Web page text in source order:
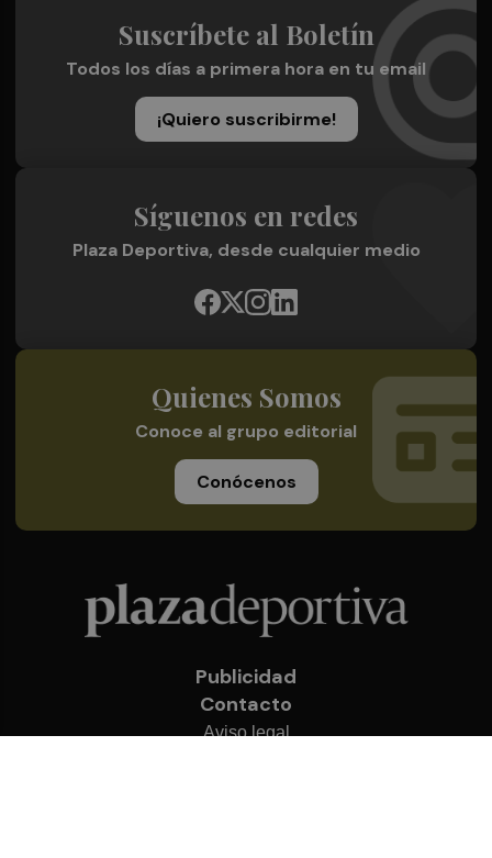
Suscríbete al Boletín
Todos los días a primera hora en tu email
¡Quiero suscribirme!
Síguenos en redes
Plaza Deportiva, desde cualquier medio
Quienes Somos
Conoce al grupo editorial
Conócenos
Publicidad
Contacto
Aviso legal